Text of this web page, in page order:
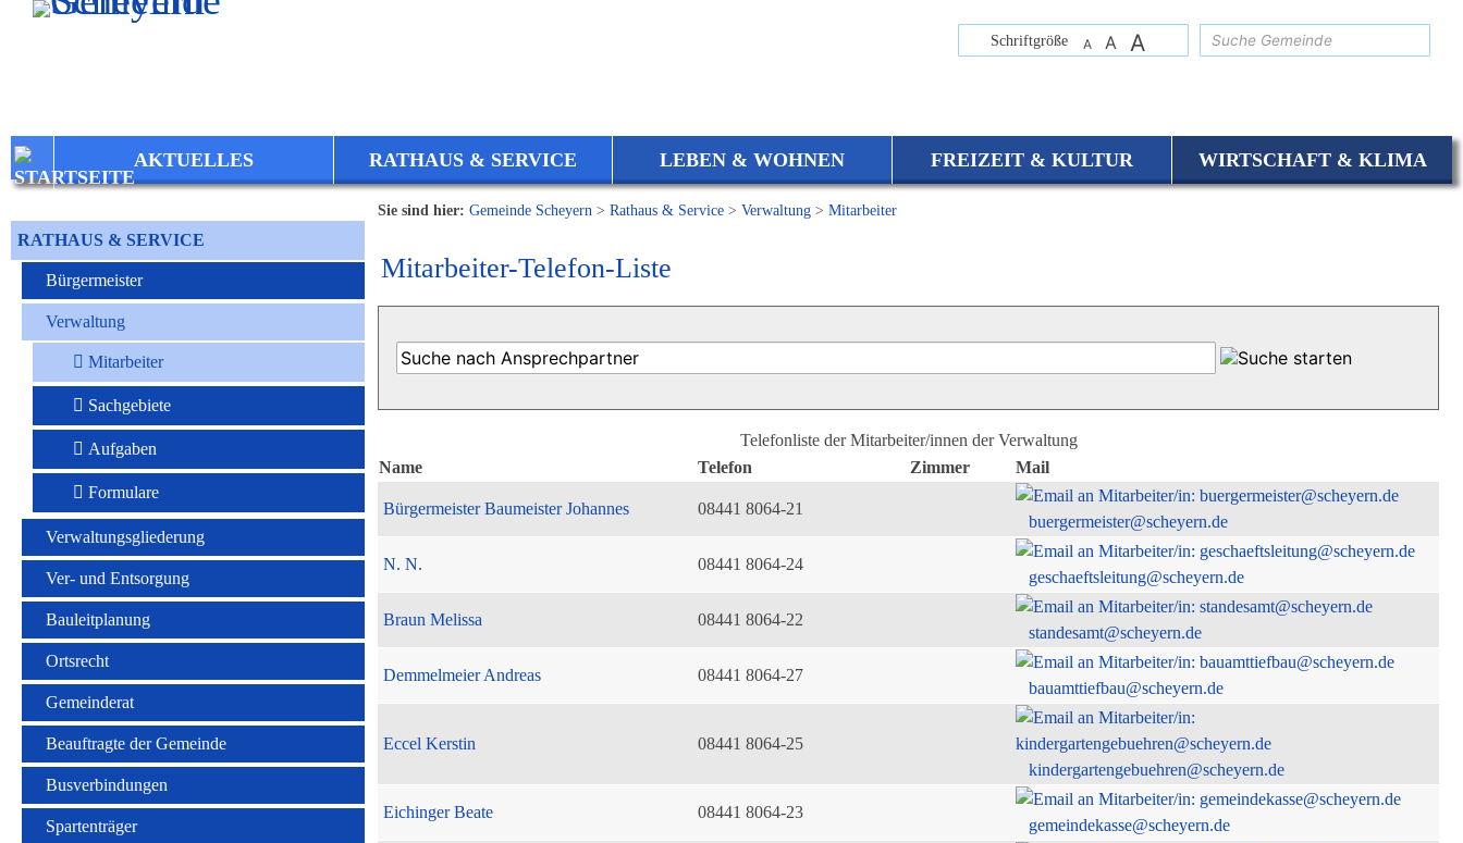
Zum Inhalt,zur Navigationoder
Schriftgröße A A A
AKTUELLES RATHAUS & SERVICE LEBEN & WOHNEN FREIZEIT & KULTUR WIRTSCHAFT & KLIMA
RATHAUS & SERVICE
Bürgermeister
Verwaltung
Mitarbeiter
Sachgebiete
Aufgaben
Formulare
Verwaltungsgliederung
Ver- und Entsorgung
Bauleitplanung
Ortsrecht
Gemeinderat
Beauftragte der Gemeinde
Busverbindungen
Spartenträger
Sie sind hier: Gemeinde Scheyern > Rathaus & Service > Verwaltung > Mitarbeiter
Mitarbeiter-Telefon-Liste
Telefonliste der Mitarbeiter/innen der Verwaltung
Name
Telefon Zimmer Mail
Bürgermeister Baumeister Johannes 08441 8064-21
buergermeister@scheyern.de
N. N. 08441 8064-24
geschaeftsleitung@scheyern.de
Braun Melissa 08441 8064-22
standesamt@scheyern.de
Demmelmeier Andreas 08441 8064-27
bauamttiefbau@scheyern.de
Eccel Kerstin
08441 8064-25
kindergartengebuehren@scheyern.de
Eichinger Beate 08441 8064-23
gemeindekasse@scheyern.de